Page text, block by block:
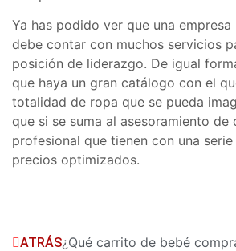
Ya has podido ver que una
debe contar con muchos servicios
posición de liderazgo. De igual
que haya un gran catálogo con el
totalidad de ropa que se pueda
que si se suma al asesoramiento de
profesional que tienen con una
precios optimizados.
ATRÁS¿Qué carrito de bebé